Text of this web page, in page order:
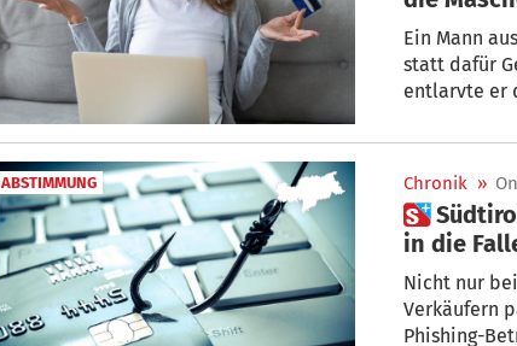
Ein Mann
statt dafür
entlarvte er
ABSTIMMUNG Chronik »
 Südtiroler „Phishing“-Opfer erzählt: Auch erfahrene Käufer tappen
in die
Nicht nur
Verkäufern
Phishing-